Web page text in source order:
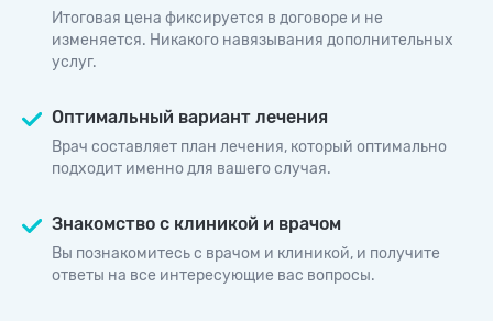
Итоговая цена фиксируется в договоре и не
изменяется. Никакого навязывания дополнительных
услуг.
Оптимальный вариант лечения
Врач составляет план лечения, который оптимально
подходит именно для вашего случая.
Знакомство с клиникой и врачом
Вы познакомитесь с врачом и клиникой, и получите
ответы на все интересующие вас вопросы.